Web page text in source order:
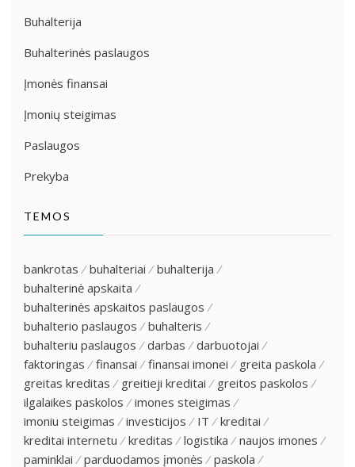
Buhalterija
Buhalterinės paslaugos
Įmonės finansai
Įmonių steigimas
Paslaugos
Prekyba
TEMOS
bankrotas buhalteriai
buhalterija
buhalterinė apskaita
buhalterinės apskaitos paslaugos
buhalterio paslaugos
buhalteris
buhalteriu paslaugos
darbas
darbuotojai
faktoringas
finansai finansai imonei
greita paskola
greitas kreditas
greitieji kreditai
greitos paskolos
ilgalaikes paskolos
imones steigimas
imoniu steigimas
investicijos IT
kreditai
kreditai internetu
kreditas logistika
naujos imones
paminklai
parduodamos įmonės paskola